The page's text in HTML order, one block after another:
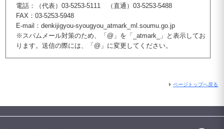
電話：（代表）03-5253-5111 （直通）03-5253-5488
FAX：03-5253-5948
E-mail：denkijigyou-syougyou_atmark_ml.soumu.go.jp
※スパムメール対策のため、「@」を「_atmark_」と表示してお
ります。送信の際には、「@」に変更してください。
ページトップへ戻る